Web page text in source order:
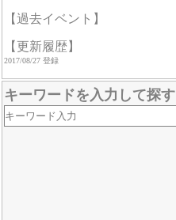
【過去イベント】
【更新履歴】
2017/08/27 登録
キーワードを入力して探す